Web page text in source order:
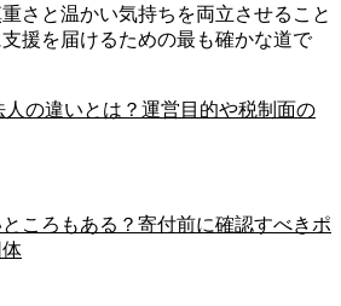
さと温かい気持ちを両立させること
援を届けるための最も確かな道で
の違いとは？運営目的や税制面の
ころもある？寄付前に確認すべきポ